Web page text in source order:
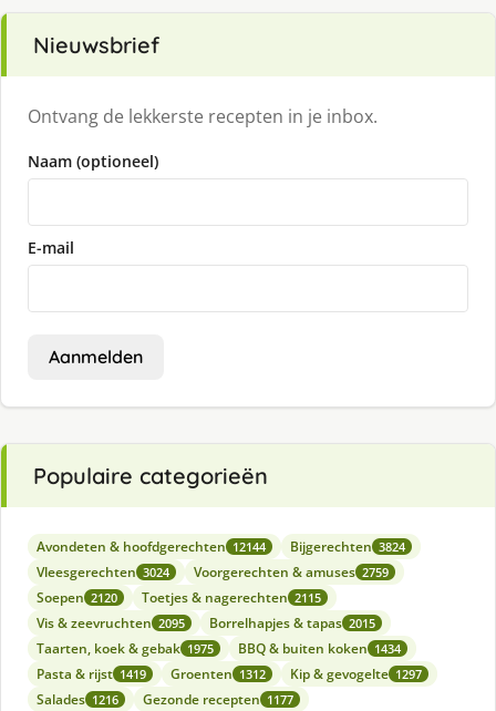
Nieuwsbrief
Ontvang de lekkerste recepten in je inbox.
Naam (optioneel)
E-mail
Aanmelden
Populaire categorieën
Avondeten & hoofdgerechten 12144 Bijgerechten 3824
Vleesgerechten 3024 Voorgerechten & amuses 2759
Soepen 2120 Toetjes & nagerechten 2115
Vis & zeevruchten 2095 Borrelhapjes & tapas 2015
Taarten, koek & gebak 1975 BBQ & buiten koken 1434
Pasta & rijst 1419 Groenten 1312 Kip & gevogelte 1297
Salades 1216 Gezonde recepten 1177